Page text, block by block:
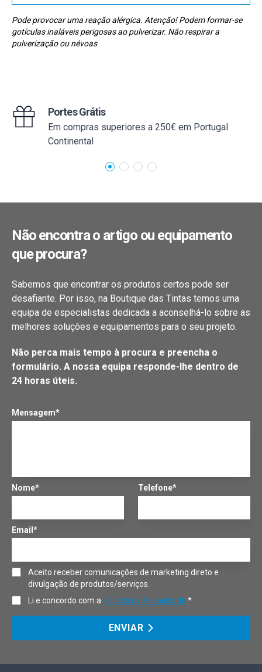
Pode provocar uma reação alérgica. Atenção! Podem formar-se
gotículas inaláveis perigosas ao pulverizar. Não respirar a
pulverização ou névoas
Portes Grátis
Em compras superiores a 250€ em Portugal
Continental
Não encontra o artigo ou equipamento
que procura?
Sabemos que encontrar os produtos certos pode ser
desafiante. Por isso, na Boutique das Tintas temos uma
equipa de especialistas dedicada a aconselhá-lo sobre as
melhores soluções e equipamentos para o seu projeto.
Não perca mais tempo à procura e preencha o
formulário. A nossa equipa responde-lhe dentro de
24 horas úteis.
Mensagem*
Nome* Telefone*
Email*
Aceito receber comunicações de marketing direto e
divulgação de produtos/serviços.
Li e concordo com a Política de Privacidade .*
ENVIAR